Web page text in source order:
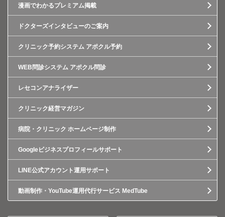
漫画でわかるプレミアム掲載
ドクターズインタビューのご案内
クリニック予約システム アポクル予約
WEB問診システム アポクル問診
レセコンアナライザー
クリニック経営マガジン
病院・クリニック ホームページ制作
Googleビジネスプロフィールサポート
LINE公式アカウント運用サポート
動画制作・YouTube運用代行サービス MedTube